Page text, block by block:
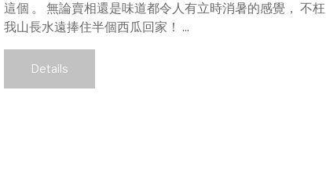
這個 。 無論賣相還是味道都令人有立時消暑的感覺， 不枉
我山長水遠捧住半個西瓜回家！ ...
Details